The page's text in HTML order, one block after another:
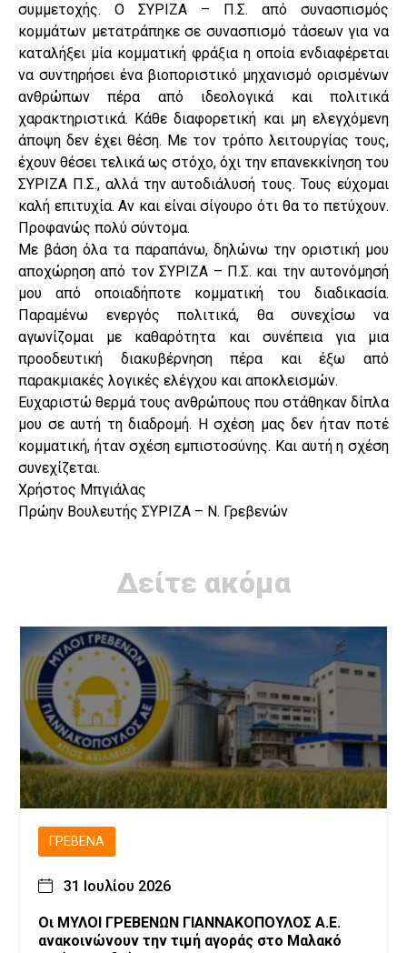
συμμετοχής. Ο ΣΥΡΙΖΑ – Π.Σ. από συνασπισμός
κομμάτων μετατράπηκε σε συνασπισμό τάσεων για να
καταλήξει μία κομματική φράξια η οποία ενδιαφέρεται
να συντηρήσει ένα βιοποριστικό μηχανισμό ορισμένων
ανθρώπων πέρα από ιδεολογικά και πολιτικά
χαρακτηριστικά. Κάθε διαφορετική και μη ελεγχόμενη
άποψη δεν έχει θέση. Με τον τρόπο λειτουργίας τους,
έχουν θέσει τελικά ως στόχο, όχι την επανεκκίνηση του
ΣΥΡΙΖΑ Π.Σ., αλλά την αυτοδιάλυσή τους. Τους εύχομαι
καλή επιτυχία. Αν και είναι σίγουρο ότι θα το πετύχουν.
Προφανώς πολύ σύντομα.
Με βάση όλα τα παραπάνω, δηλώνω την οριστική μου
αποχώρηση από τον ΣΥΡΙΖΑ – Π.Σ. και την αυτονόμησή
μου από οποιαδήποτε κομματική του διαδικασία.
Παραμένω ενεργός πολιτικά, θα συνεχίσω να
αγωνίζομαι με καθαρότητα και συνέπεια για μια
προοδευτική διακυβέρνηση πέρα και έξω από
παρακμιακές λογικές ελέγχου και αποκλεισμών.
Ευχαριστώ θερμά τους ανθρώπους που στάθηκαν δίπλα
μου σε αυτή τη διαδρομή. Η σχέση μας δεν ήταν ποτέ
κομματική, ήταν σχέση εμπιστοσύνης. Και αυτή η σχέση
συνεχίζεται.
Χρήστος Μπγιάλας
Πρώην Βουλευτής ΣΥΡΙΖΑ – Ν. Γρεβενών
Δείτε ακόμα
ΓΡΕΒΕΝΆ
31 Ιουλίου 2026
Οι ΜΥΛΟΙ ΓΡΕΒΕΝΩΝ ΓΙΑΝΝΑΚΟΠΟΥΛΟΣ Α.Ε.
ανακοινώνουν την τιμή αγοράς στο Μαλακό